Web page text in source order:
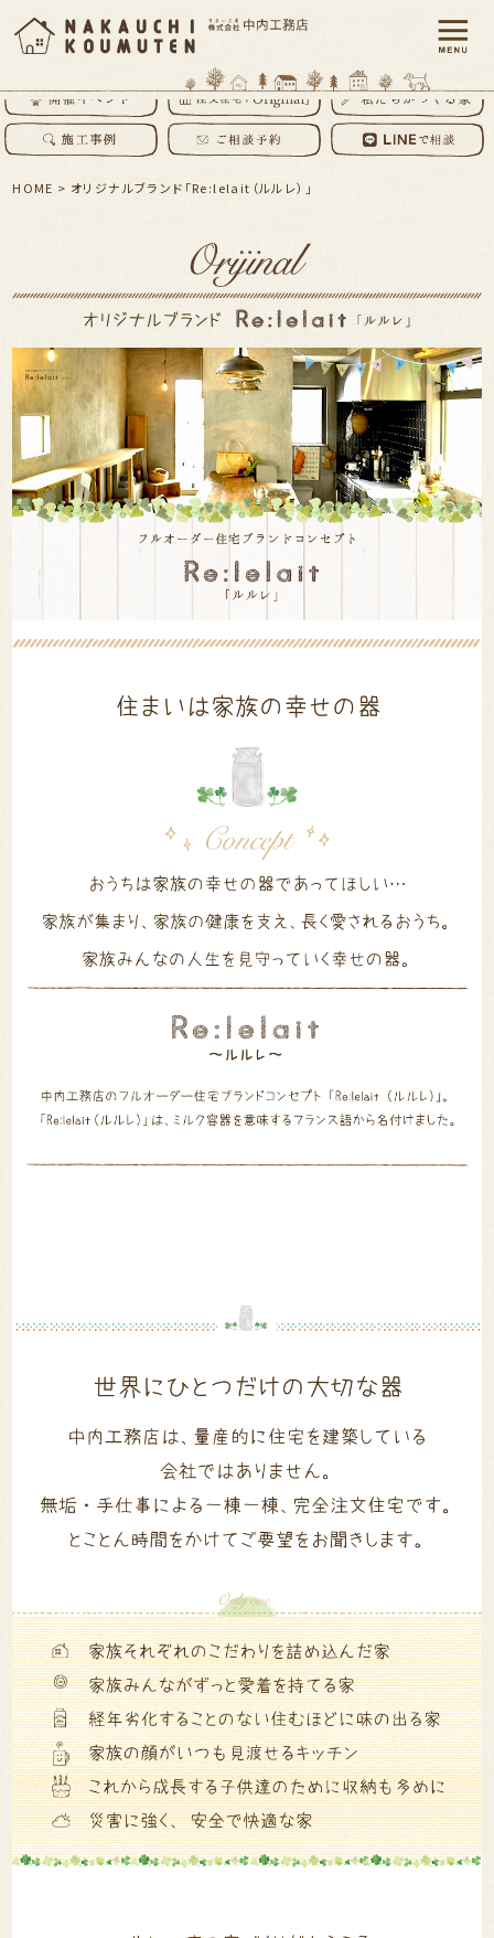
HOME > オリジナルブランド「Re:lelait（ルルレ）」